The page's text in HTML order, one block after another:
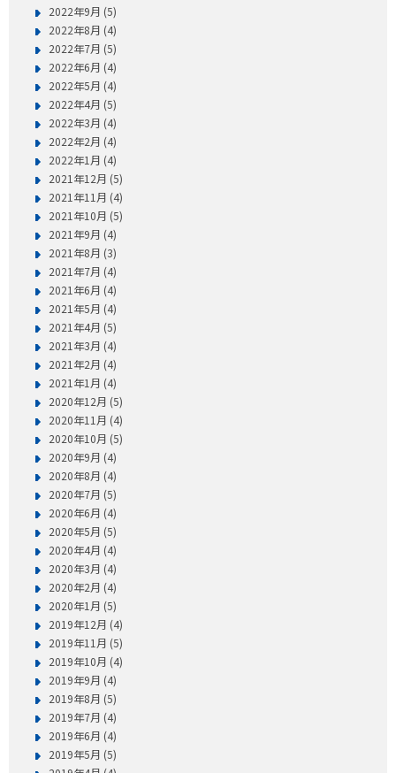
2022年9月 (5)
2022年8月 (4)
2022年7月 (5)
2022年6月 (4)
2022年5月 (4)
2022年4月 (5)
2022年3月 (4)
2022年2月 (4)
2022年1月 (4)
2021年12月 (5)
2021年11月 (4)
2021年10月 (5)
2021年9月 (4)
2021年8月 (3)
2021年7月 (4)
2021年6月 (4)
2021年5月 (4)
2021年4月 (5)
2021年3月 (4)
2021年2月 (4)
2021年1月 (4)
2020年12月 (5)
2020年11月 (4)
2020年10月 (5)
2020年9月 (4)
2020年8月 (4)
2020年7月 (5)
2020年6月 (4)
2020年5月 (5)
2020年4月 (4)
2020年3月 (4)
2020年2月 (4)
2020年1月 (5)
2019年12月 (4)
2019年11月 (5)
2019年10月 (4)
2019年9月 (4)
2019年8月 (5)
2019年7月 (4)
2019年6月 (4)
2019年5月 (5)